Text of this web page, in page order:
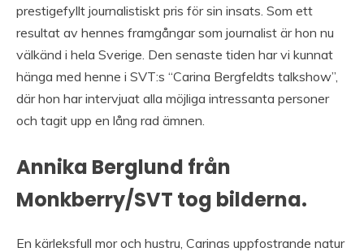
prestigefyllt journalistiskt pris för sin insats. Som ett
resultat av hennes framgångar som journalist är hon nu
välkänd i hela Sverige. Den senaste tiden har vi kunnat
hänga med henne i SVT:s “Carina Bergfeldts talkshow”,
där hon har intervjuat alla möjliga intressanta personer
och tagit upp en lång rad ämnen.
Annika Berglund från
Monkberry/SVT tog bilderna.
En kärleksfull mor och hustru, Carinas uppfostrande natur